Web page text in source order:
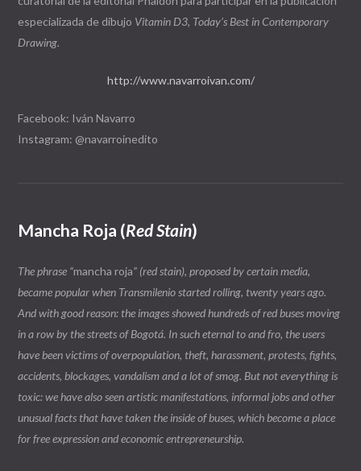
especializada de dibujo Vitamin D3, Today’s Best in Contemporary
Drawing.
http://www.navarroivan.com/
Facebook: Iván Navarro
Instagram: @navarroinedito
Mancha Roja (Red Stain)
The phrase “mancha roja” (red stain), proposed by certain media,
became popular when Transmilenio started rolling, twenty years ago.
And with good reason: the images showed hundreds of red buses moving
in a row by the streets of Bogotá. In such eternal to and fro, the users
have been victims of overpopulation, theft, harassment, protests, fights,
accidents, blockages, vandalism and a lot of smog. But not everything is
toxic: we have also seen artistic manifestations, informal jobs and other
unusual facts that have taken the inside of buses, which become a place
for free expression and economic entrepreneurship.